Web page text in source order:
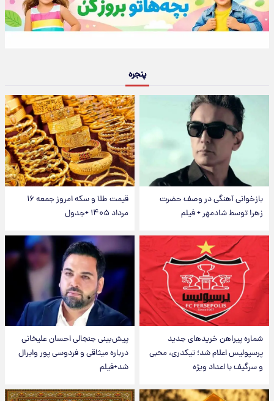
پنجره
بازخوانی آهنگی در وصف حضرت
زهرا توسط شادمهر + فیلم
قیمت طلا و سکه امروز جمعه ۱۶
مرداد ۱۴۰۵ +جدول
شماره پیراهن خریدهای جدید
پرسپولیس اعلام شد؛ تیکدری، محبی
و سرگیف با اعداد ویژه
پیش‌بینی جنجالی احسان علیخانی
درباره میثاقی و فردوسی پور وایرال
شد+فیلم